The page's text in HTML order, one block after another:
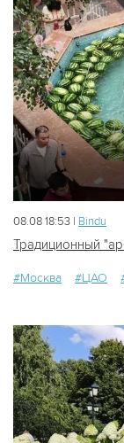
08.08 18:53 | Bindu
Традиционный
#Москва #ЦАО